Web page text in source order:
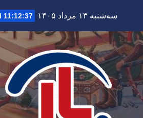
content
سه‌شنبه ۱۳ مرداد ۱۴۰۵ 11:12:38 PM